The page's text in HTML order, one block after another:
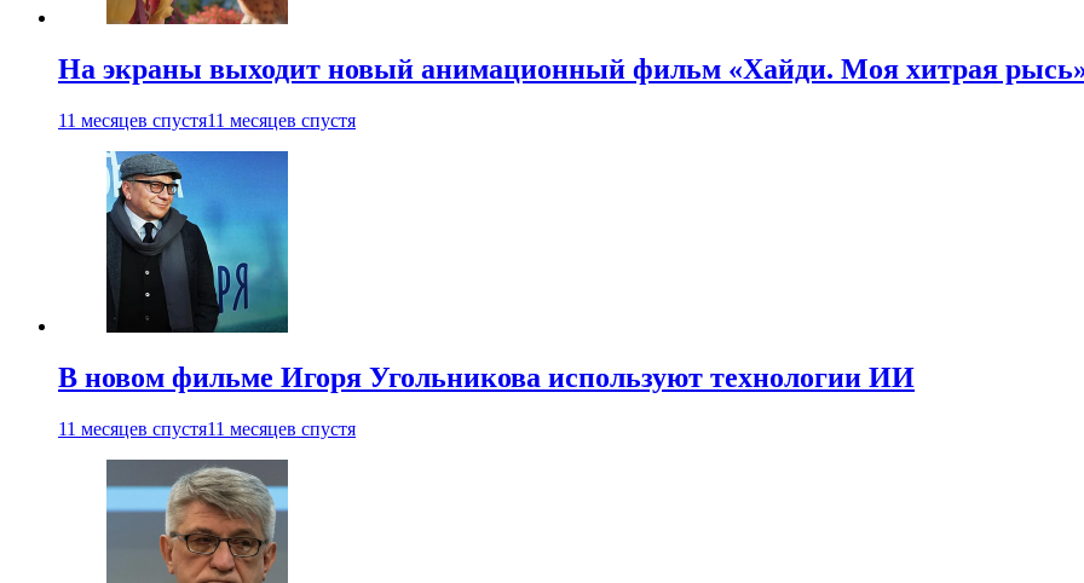
На экраны выходит новый анимационный фильм «Хайди. Моя хитрая
11 месяцев спустя11 месяцев спустя
В новом фильме Игоря Угольникова используют технологии ИИ
11 месяцев спустя11 месяцев спустя